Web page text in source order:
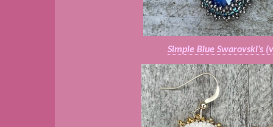
Simple Blue Swarovski’s